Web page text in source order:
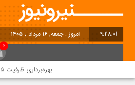
9:28:01 برابر با : Friday - 7 August - 2026
0
بهره‌برداری ظرفیت 95 مگاواتی نیروگاه خورشیدی شمس‌آباد در آینده نزدیک